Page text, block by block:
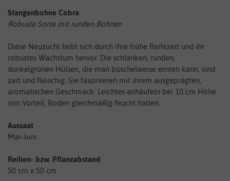
Stangenbohne Cobra
Robuste Sorte mit runden Bohnen
Diese Neuzucht hebt sich durch ihre frühe Reifezeit und ihr
robustes Wachstum hervor. Die schlanken, runden,
dunkelgrünen Hülsen, die man büschelweise ernten kann, sind
zart und fleischig. Sie faszinieren mit ihrem ausgeprägten,
aromatischen Geschmack. Leichtes anhäufeln bei 10 cm Höhe
von Vorteil, Boden gleichmäßig feucht halten.
Aussaat
Mai-Juni
Reihen- bzw. Pflanzabstand
50 cm x 50 cm